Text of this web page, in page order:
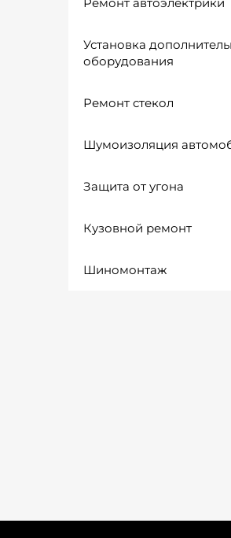
Установка
оборудования
Ремонт стекол
Шумоизоляция
Защита от угона
Кузовной ремонт
Шиномонтаж